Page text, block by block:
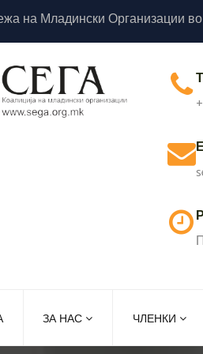
на Младински Организации
ЗА НАС ЧЛЕНКИ